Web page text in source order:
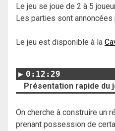
Le jeu se joue de 2 à 5
Les parties sont annoncées
Le jeu est disponible à la
0:12:29
Présentation rapide du
On cherche à construire un
prenant possession de